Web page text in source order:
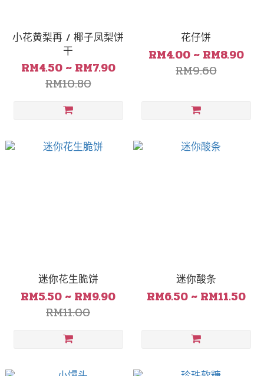
小花黄梨再 / 椰子凤梨饼
干
RM4.50 ~ RM7.90
RM10.80
花仔饼
RM4.00 ~ RM8.90
RM9.60
迷你花生脆饼
RM5.50 ~ RM9.90
RM11.00
迷你酸条
RM6.50 ~ RM11.50